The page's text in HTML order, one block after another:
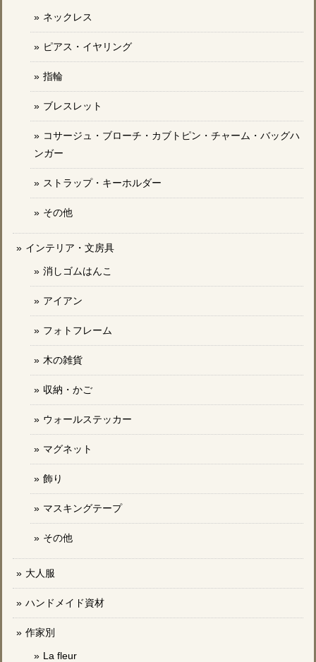
ネックレス
ピアス・イヤリング
指輪
ブレスレット
コサージュ・ブローチ・カブトピン・チャーム・バッグハ
ンガー
ストラップ・キーホルダー
その他
インテリア・文房具
消しゴムはんこ
アイアン
フォトフレーム
木の雑貨
収納・かご
ウォールステッカー
マグネット
飾り
マスキングテープ
その他
大人服
ハンドメイド資材
作家別
La fleur